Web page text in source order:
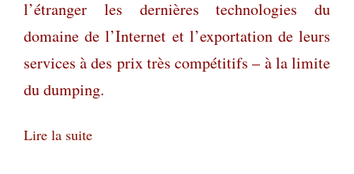
l’étranger les dernières technologies du
domaine de l’Internet et l’exportation de leurs
services à des prix très compétitifs – à la limite
du dumping.
Lire la suite